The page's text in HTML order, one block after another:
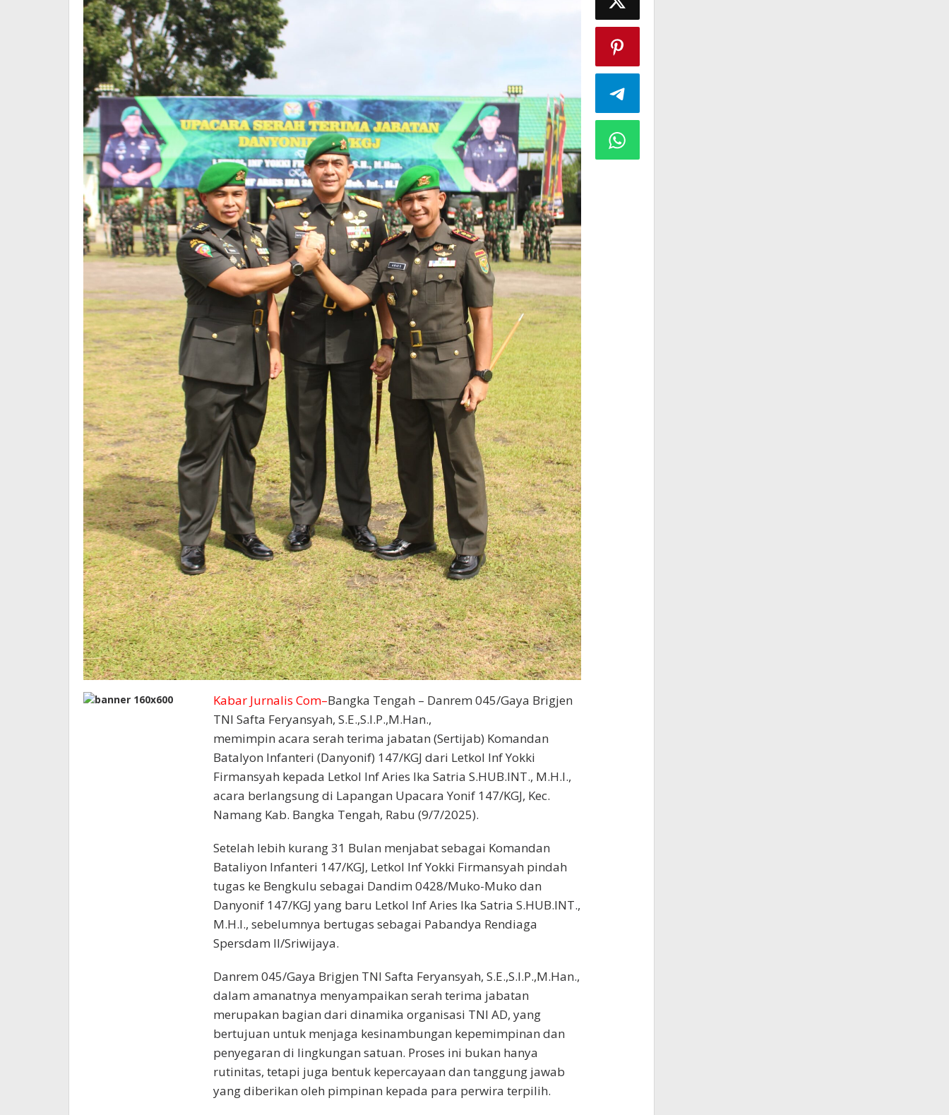
Kabar Jurnalis Com–Bangka Tengah – Danrem 045/Gaya Brigjen
TNI Safta Feryansyah, S.E.,S.I.P.,M.Han.,
memimpin acara serah terima jabatan (Sertijab) Komandan
Batalyon Infanteri (Danyonif) 147/KGJ dari Letkol Inf Yokki
Firmansyah kepada Letkol Inf Aries Ika Satria S.HUB.INT., M.H.I.,
acara berlangsung di Lapangan Upacara Yonif 147/KGJ, Kec.
Namang Kab. Bangka Tengah, Rabu (9/7/2025).
Setelah lebih kurang 31 Bulan menjabat sebagai Komandan
Bataliyon Infanteri 147/KGJ, Letkol Inf Yokki Firmansyah pindah
tugas ke Bengkulu sebagai Dandim 0428/Muko-Muko dan
Danyonif 147/KGJ yang baru Letkol Inf Aries Ika Satria S.HUB.INT.,
M.H.I., sebelumnya bertugas sebagai Pabandya Rendiaga
Spersdam ll/Sriwijaya.
Danrem 045/Gaya Brigjen TNI Safta Feryansyah, S.E.,S.I.P.,M.Han.,
dalam amanatnya menyampaikan serah terima jabatan
merupakan bagian dari dinamika organisasi TNI AD, yang
bertujuan untuk menjaga kesinambungan kepemimpinan dan
penyegaran di lingkungan satuan. Proses ini bukan hanya
rutinitas, tetapi juga bentuk kepercayaan dan tanggung jawab
yang diberikan oleh pimpinan kepada para perwira terpilih.